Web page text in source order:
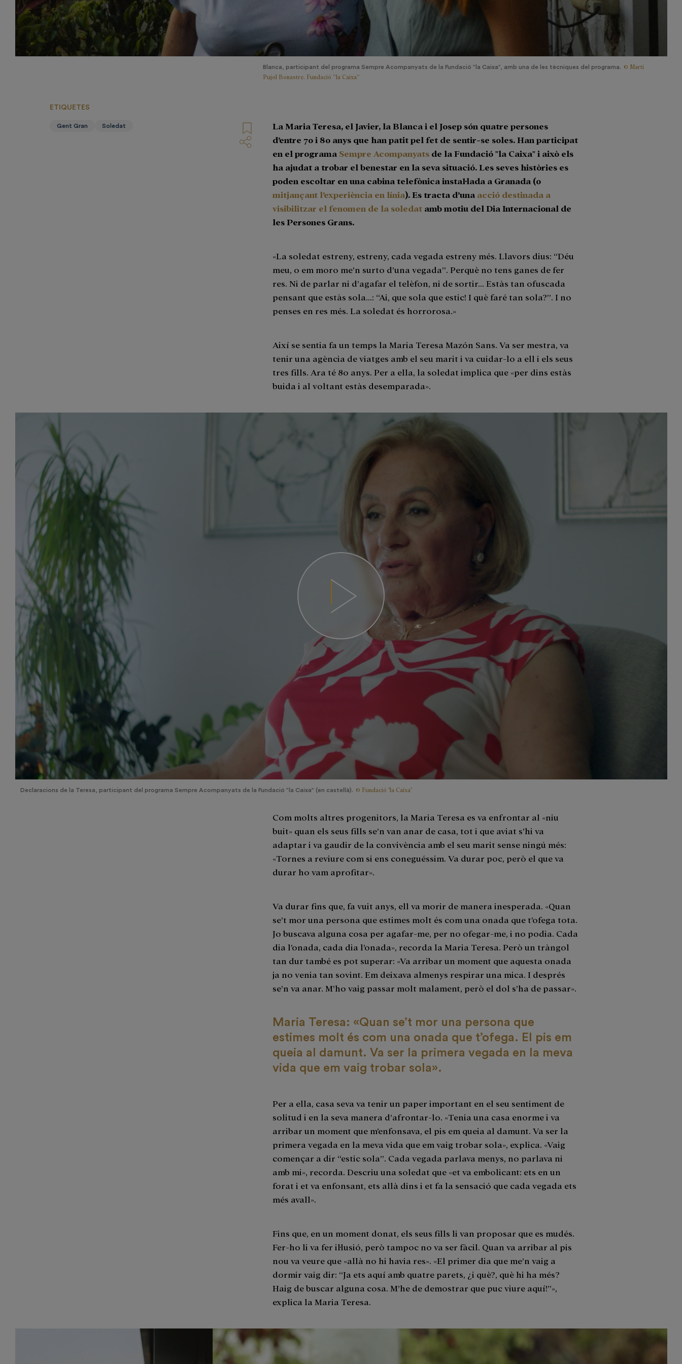
Blanca, participant del programa Sempre Acompanyats de la Fundació ”la Caixa”, amb una de les tècniques del programa. © Martí
Pujol Bonastre. Fundació ”la Caixa”
La Maria Teresa, el Javier, la Blanca i el Josep són quatre persones
d’entre 70 i 80 anys que han patit pel fet de sentir-se soles. Han participat
en el programa Sempre Acompanyats de la Fundació "la Caixa" i això els
ha ajudat a trobar el benestar en la seva situació. Les seves històries es
poden escoltar en una cabina telefònica instal·lada a Granada (o
mitjançant l’experiència en línia). Es tracta d’una acció destinada a
visibilitzar el fenomen de la soledat amb motiu del Dia Internacional de
les Persones Grans.
«La soledat estreny, estreny, cada vegada estreny més. Llavors dius: “Déu
meu, o em moro me’n surto d’una vegada”. Perquè no tens ganes de fer
res. Ni de parlar ni d’agafar el telèfon, ni de sortir... Estàs tan ofuscada
pensant que estàs sola...: “Ai, que sola que estic! I què faré tan sola?”. I no
penses en res més. La soledat és horrorosa.»
Així se sentia fa un temps la Maria Teresa Mazón Sans. Va ser mestra, va
tenir una agència de viatges amb el seu marit i va cuidar-lo a ell i els seus
tres fills. Ara té 80 anys. Per a ella, la soledat implica que «per dins estàs
buida i al voltant estàs desemparada».
Declaracions de la Teresa, participant del programa Sempre Acompanyats de la Fundació ”la Caixa” (en castellà). © Fundació "la Caixa"
Com molts altres progenitors, la Maria Teresa es va enfrontar al «niu
buit» quan els seus fills se’n van anar de casa, tot i que aviat s’hi va
adaptar i va gaudir de la convivència amb el seu marit sense ningú més:
«Tornes a reviure com si ens coneguéssim. Va durar poc, però el que va
durar ho vam aprofitar».
Va durar fins que, fa vuit anys, ell va morir de manera inesperada. «Quan
se’t mor una persona que estimes molt és com una onada que t’ofega tota.
Jo buscava alguna cosa per agafar-me, per no ofegar-me, i no podia. Cada
dia l’onada, cada dia l’onada», recorda la Maria Teresa. Però un tràngol
tan dur també es pot superar: «Va arribar un moment que aquesta onada
ja no venia tan sovint. Em deixava almenys respirar una mica. I després
se’n va anar. M’ho vaig passar molt malament, però el dol s’ha de passar».
Maria Teresa: «Quan se’t mor una persona que
estimes molt és com una onada que t’ofega. El pis em
queia al damunt. Va ser la primera vegada en la meva
vida que em vaig trobar sola».
Per a ella, casa seva va tenir un paper important en el seu sentiment de
solitud i en la seva manera d’afrontar-lo. «Tenia una casa enorme i va
arribar un moment que m’enfonsava, el pis em queia al damunt. Va ser la
primera vegada en la meva vida que em vaig trobar sola», explica. «Vaig
començar a dir “estic sola”. Cada vegada parlava menys, no parlava ni
amb mi», recorda. Descriu una soledat que «et va embolicant: ets en un
forat i et va enfonsant, ets allà dins i et fa la sensació que cada vegada ets
més avall».
Fins que, en un moment donat, els seus fills li van proposar que es mudés.
Fer-ho li va fer il·lusió, però tampoc no va ser fàcil. Quan va arribar al pis
nou va veure que «allà no hi havia res». «El primer dia que me’n vaig a
dormir vaig dir: “Ja ets aquí amb quatre parets, ¿i què?, què hi ha més?
Haig de buscar alguna cosa. M’he de demostrar que puc viure aquí!”»,
explica la Maria Teresa.
ETIQUETES
Gent Gran Soledat